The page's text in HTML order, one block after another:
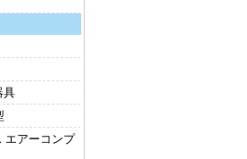
具
エアーコンプ